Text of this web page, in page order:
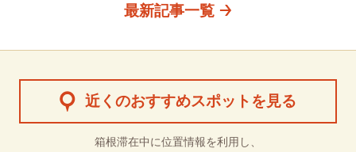
最新記事一覧
近くのおすすめスポットを見る
箱根滞在中に位置情報を利用し、